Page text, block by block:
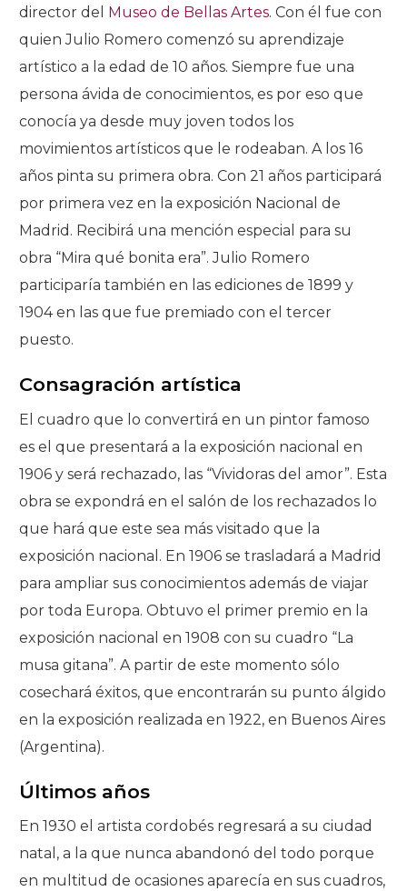
director del
Museo de Bellas Artes. Con él fue con
quien Julio Romero comenzó su aprendizaje
artístico a la edad de 10 años. Siempre fue una
persona ávida de conocimientos, es por eso que
conocía ya desde muy joven todos los
movimientos artísticos que le rodeaban. A los 16
años pinta su primera obra. Con 21 años participará
por primera vez en la exposición Nacional de
Madrid. Recibirá una mención especial para su
obra “Mira qué bonita era”. Julio Romero
participaría también en las ediciones de 1899 y
1904 en las que fue premiado con el tercer
puesto.
Consagración artística
El cuadro que lo convertirá en un pintor famoso
es el que presentará a la exposición nacional en
1906 y será rechazado, las “Vividoras del amor”. Esta
obra se expondrá en el salón de los rechazados lo
que hará que este sea más visitado que la
exposición nacional. En 1906 se trasladará a Madrid
para ampliar sus conocimientos además de viajar
por toda Europa. Obtuvo el primer premio en la
exposición nacional en 1908 con su cuadro “La
musa gitana”. A partir de este momento sólo
cosechará éxitos, que encontrarán su punto álgido
en la exposición realizada en 1922, en Buenos Aires
(Argentina).
Últimos años
En 1930 el artista cordobés regresará a su ciudad
natal, a la que nunca abandonó del todo porque
en multitud de ocasiones aparecía en sus cuadros,